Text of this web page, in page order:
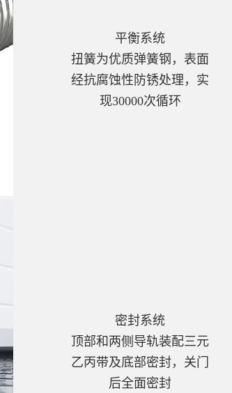
平衡系统
扭簧为优质弹簧钢，表面
经抗腐蚀性防锈处理，实
现30000次循环
密封系统
顶部和两侧导轨装配三元
乙丙带及底部密封，关门
后全面密封